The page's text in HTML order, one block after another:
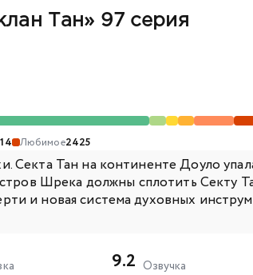
Тан» 97 серия
Любимое2425
Секта Тан на континенте Доуло
Шрека должны сплотить Секту
и новая система духовных
9.2 Озвучка